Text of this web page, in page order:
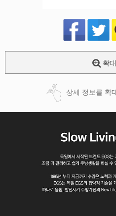
페이코 ID로
확
상세 정보를 확